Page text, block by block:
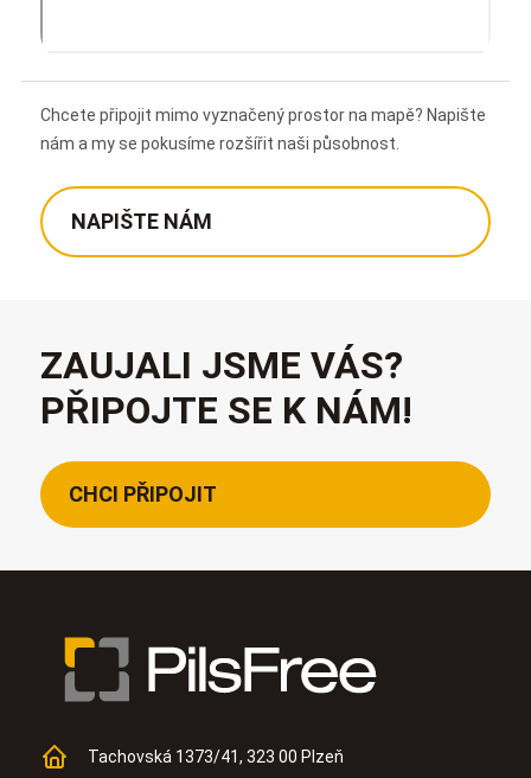
Chcete připojit mimo vyznačený prostor na mapě? Napište
nám a my se pokusíme rozšířit naši působnost.
NAPIŠTE NÁM
ZAUJALI JSME VÁS?
PŘIPOJTE SE K NÁM!
CHCI PŘIPOJIT
Tachovská 1373/41, 323 00 Plzeň